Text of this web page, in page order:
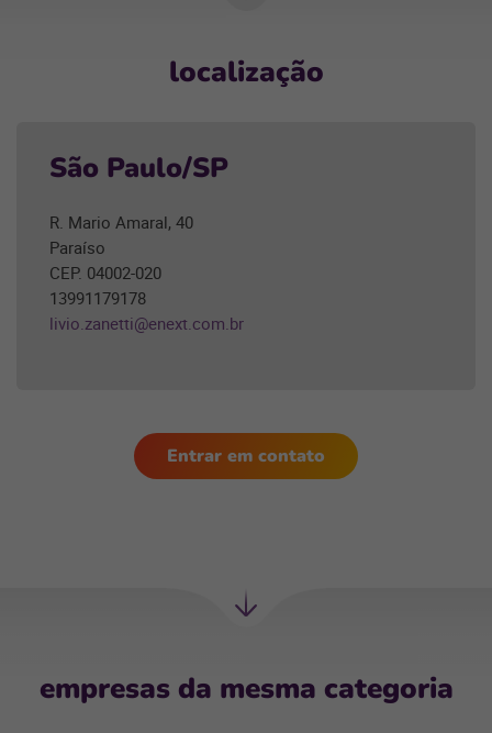
localização
São Paulo/SP
R. Mario Amaral, 40
Paraíso
CEP. 04002-020
13991179178
livio.zanetti@enext.com.br
Entrar em contato
empresas da mesma categoria